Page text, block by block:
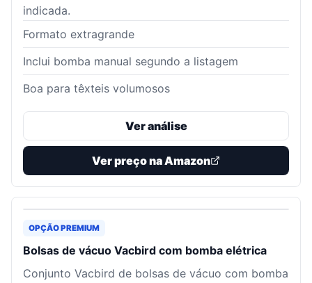
indicada.
Formato extragrande
Inclui bomba manual segundo a listagem
Boa para têxteis volumosos
Ver análise
Ver preço na Amazon
OPÇÃO PREMIUM
Bolsas de vácuo Vacbird com bomba elétrica
Conjunto Vacbird de bolsas de vácuo com bomba